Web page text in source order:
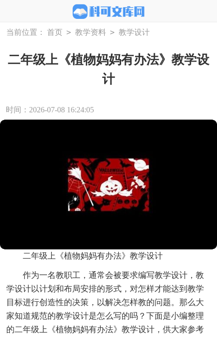
当前位置： 首页 > 教学资料 > 教学设计
二年级上《植物妈妈有办法》教学设
计
时间：2026-07-08 16:24:05
二年级上《植物妈妈有办法》教学设计
作为一名教职工，通常会被要求编写教学设计，教
学设计以计划和布局安排的形式，对怎样才能达到教学
目标进行创造性的决策，以解决怎样教的问题。那么大
家知道规范的教学设计是怎么写的吗？下面是小编整理
的二年级上《植物妈妈有办法》教学设计，供大家参考